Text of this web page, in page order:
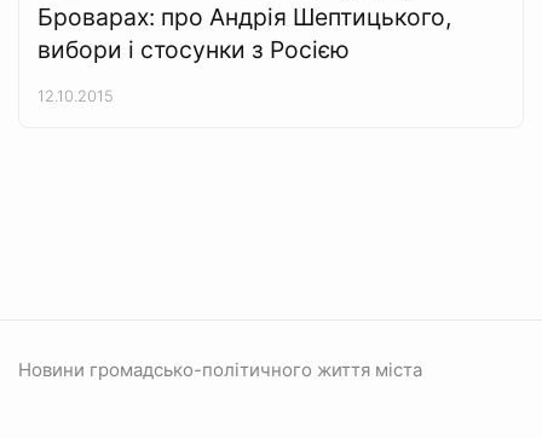
Броварах: про Андрія Шептицького,
вибори і стосунки з Росією
12.10.2015
Новини громадсько-політичного життя міста